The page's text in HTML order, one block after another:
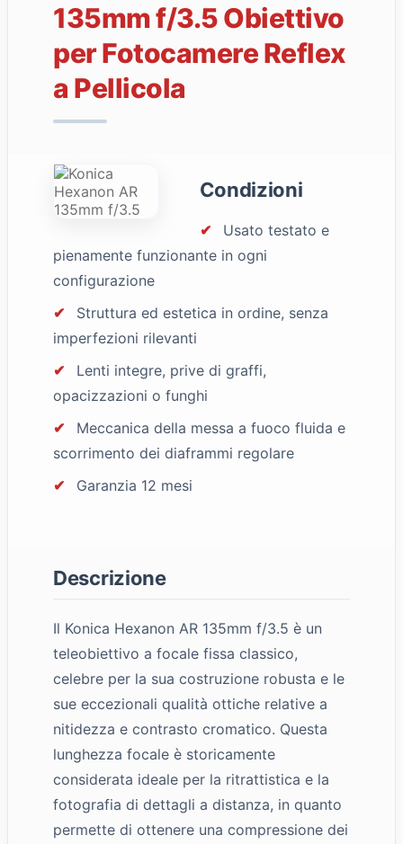
135mm f/3.5 Obiettivo
per Fotocamere Reflex
a Pellicola
Condizioni
✔
Usato testato e
pienamente funzionante in ogni
configurazione
✔
Struttura ed estetica in ordine, senza
imperfezioni rilevanti
✔
Lenti integre, prive di graffi,
opacizzazioni o funghi
✔
Meccanica della messa a fuoco fluida e
scorrimento dei diaframmi regolare
✔
Garanzia 12 mesi
Descrizione
Il Konica Hexanon AR 135mm f/3.5 è un
teleobiettivo a focale fissa classico,
celebre per la sua costruzione robusta e le
sue eccezionali qualità ottiche relative a
nitidezza e contrasto cromatico. Questa
lunghezza focale è storicamente
considerata ideale per la ritrattistica e la
fotografia di dettagli a distanza, in quanto
permette di ottenere una compressione dei